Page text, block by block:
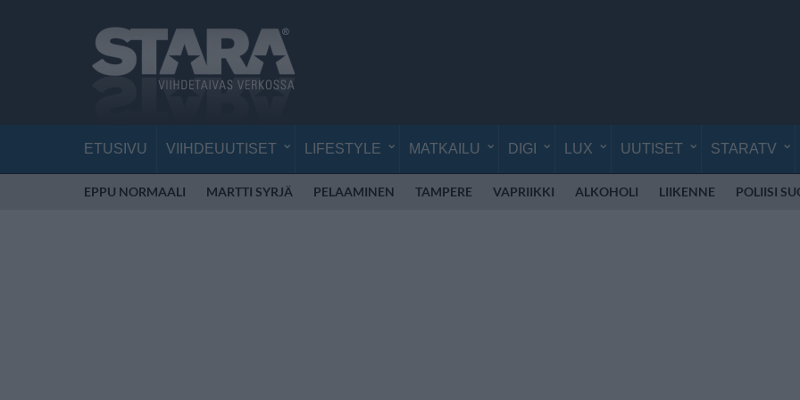
ETUSIVU VIIHDEUUTISET LIFESTYLE MATKAILU DIGI LUX UUTISET STARATV
EPPU NORMAALI MARTTI SYRJÄ PELAAMINEN TAMPERE VAPRIIKKI ALKOHOLI LIIKENNE POLIISI